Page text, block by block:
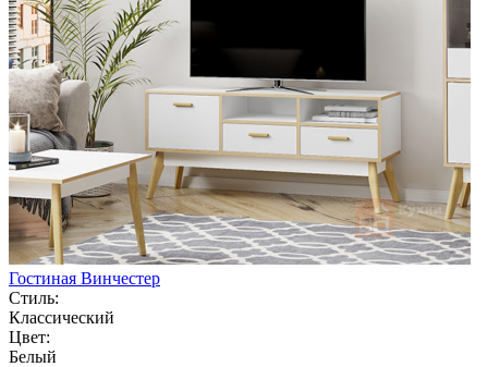
Гостиная Винчестер
Стиль:
Классический
Цвет:
Белый